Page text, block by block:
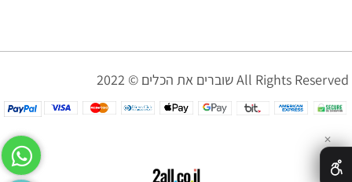
שוברים את הכלים © 2022 All Rights Reserved
✕